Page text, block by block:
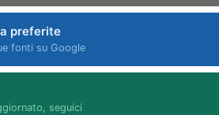
preferite
fonti su Google
seguici